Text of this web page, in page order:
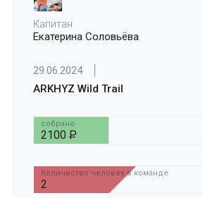
Капитан
Екатерина Соловьёва
29.06.2024
ARKHYZ Wild Trail
собрано
2100 P
Количество человек в команде
2